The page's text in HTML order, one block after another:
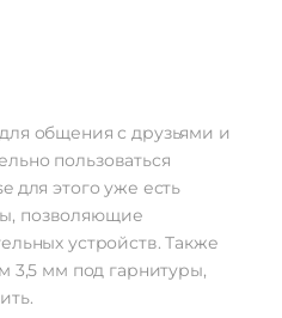
общения с друзьями и
пользоваться
для этого уже есть
позволяющие
устройств. Также
3,5 мм под гарнитуры,